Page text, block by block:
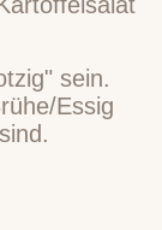
sein.
Essig